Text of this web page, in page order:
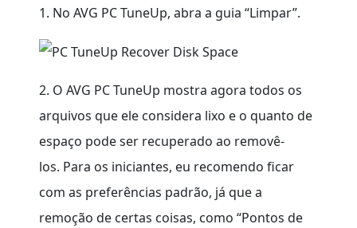
1. No AVG PC TuneUp, abra a guia “Limpar”.
2. O AVG PC TuneUp mostra agora todos os
arquivos que ele considera lixo e o quanto de
espaço pode ser recuperado ao removê-
los. Para os iniciantes, eu recomendo ficar
com as preferências padrão, já que a
remoção de certas coisas, como “Pontos de